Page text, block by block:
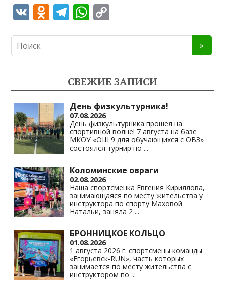
V O
o
as
s
ni
ki
T
gr
a
m
W
s
A
p
p
y
Li
n
k
СВЕЖИЕ ЗАПИСИ
День физкультурника!
07.08.2026
День физкультурника прошел на
спортивной волне! 7 августа на базе
МКОУ «ОШ 9 для обучающихся с ОВЗ»
состоялся турнир по ...
Коломинские овраги
02.08.2026
Наша спортсменка Евгения Кириллова,
занимающаяся по месту жительства у
инструктора по спорту Маховой
Натальи, заняла 2 ...
БРОННИЦКОЕ КОЛЬЦО
01.08.2026
1 августа 2026 г. спортсмены команды
«Егорьевск-RUN», часть которых
занимается по месту жительства с
инструктором по ...